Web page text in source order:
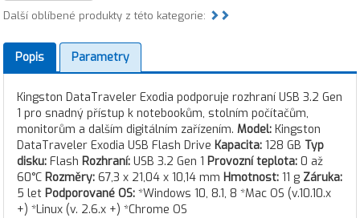
Další oblíbené produkty z této kategorie:
Popis Parametry
Kingston DataTraveler Exodia podporuje rozhraní USB 3.2 Gen
1 pro snadný přístup k notebookům, stolním počítačům,
monitorům a dalším digitálním zařízením. Model: Kingston
DataTraveler Exodia USB Flash Drive Kapacita: 128 GB Typ
disku: Flash Rozhraní: USB 3.2 Gen 1 Provozní teplota: 0 až
60°C Rozměry: 67,3 x 21,04 x 10,14 mm Hmotnost: 11 g Záruka:
5 let Podporované OS: *Windows 10, 8.1, 8 *Mac OS (v.10.10.x
+) *Linux (v. 2.6.x +) *Chrome OS